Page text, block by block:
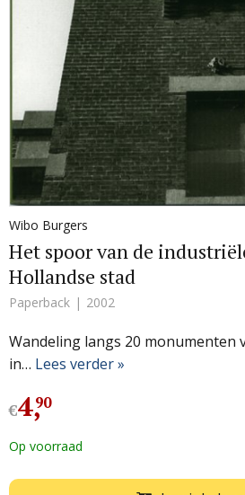
Wibo Burgers
Het spoor van de
Hollandse stad
Paperback 2002
Wandeling langs 20 monumenten
in… Lees verder »
€4,90
Op voorraad